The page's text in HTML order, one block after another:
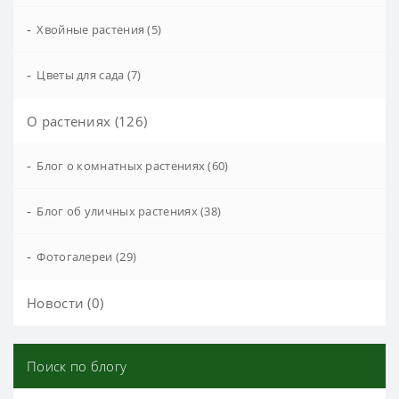
- Хвойные растения (5)
- Цветы для сада (7)
О растениях (126)
- Блог о комнатных растениях (60)
- Блог об уличных растениях (38)
- Фотогалереи (29)
Новости (0)
Поиск по блогу